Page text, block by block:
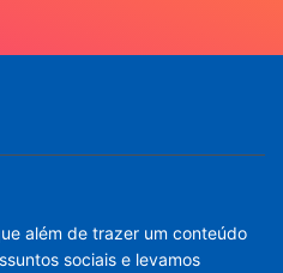
além de trazer um conteúdo
sociais e levamos